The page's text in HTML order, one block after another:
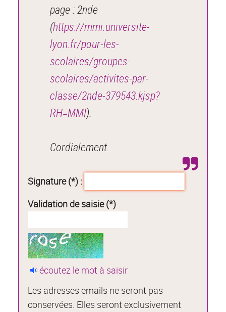
page : 2nde
(https://mmi.universite-
lyon.fr/pour-les-
scolaires/groupes-
scolaires/activites-par-
classe/2nde-379543.kjsp?
RH=MMI).
Cordialement.
Signature (*) :
Validation de saisie (*)
écoutez le mot à saisir
Les adresses emails ne seront pas
conservées. Elles seront exclusivement